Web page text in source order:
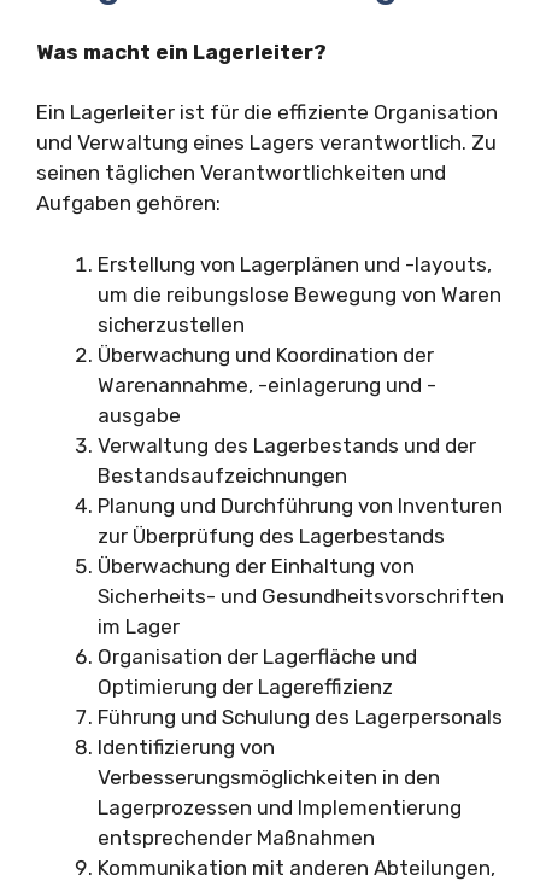
Was macht ein Lagerleiter?
Ein Lagerleiter ist für die effiziente Organisation
und Verwaltung eines Lagers verantwortlich. Zu
seinen täglichen Verantwortlichkeiten und
Aufgaben gehören:
Erstellung von Lagerplänen und -layouts,
um die reibungslose Bewegung von Waren
sicherzustellen
Überwachung und Koordination der
Warenannahme, -einlagerung und -
ausgabe
Verwaltung des Lagerbestands und der
Bestandsaufzeichnungen
Planung und Durchführung von Inventuren
zur Überprüfung des Lagerbestands
Überwachung der Einhaltung von
Sicherheits- und Gesundheitsvorschriften
im Lager
Organisation der Lagerfläche und
Optimierung der Lagereffizienz
Führung und Schulung des Lagerpersonals
Identifizierung von
Verbesserungsmöglichkeiten in den
Lagerprozessen und Implementierung
entsprechender Maßnahmen
Kommunikation mit anderen Abteilungen,